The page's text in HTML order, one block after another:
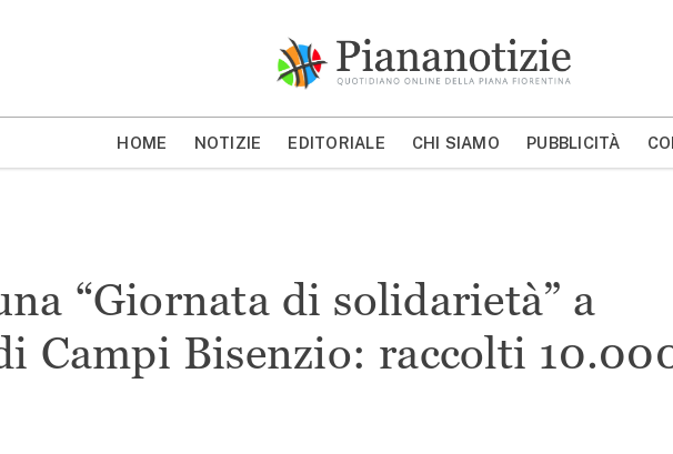
MOSTRA/NASCONDI CERCA
HOME NOTIZIE EDITORIALE CHI SIAMO PUBBLICITÀ
“Giornata di solidarietà” a
Campi Bisenzio: raccolti